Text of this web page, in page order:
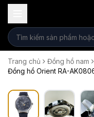
Trang chủ
Đồng hồ nam
Đồng hồ Orient RA-